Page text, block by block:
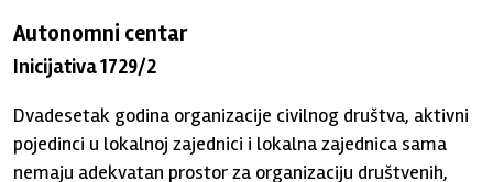
Autonomni centar
Inicijativa 1729/2
Dvadesetak godina organizacije civilnog društva, aktivni
pojedinci u lokalnoj zajednici i lokalna zajednica sama
nemaju adekvatan prostor za organizaciju društvenih,